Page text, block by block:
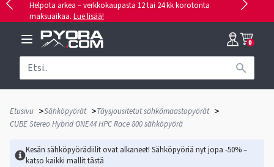
Helpota arkea – verkkokaupasta 12 tai 24 kk korotonta
maksuaikaa. Lue lisää!
0
Etusivu >Sähköpyörät >Täysjousitetut sähkömaastopyörät >
CUBE Stereo Hybrid ONE44 HPC Race 800 sähköpyörä
Kesän sähköpyörädiilit ovat alkaneet! Sähköpyöriä nyt jopa -50% –
katso kaikki mallittästä